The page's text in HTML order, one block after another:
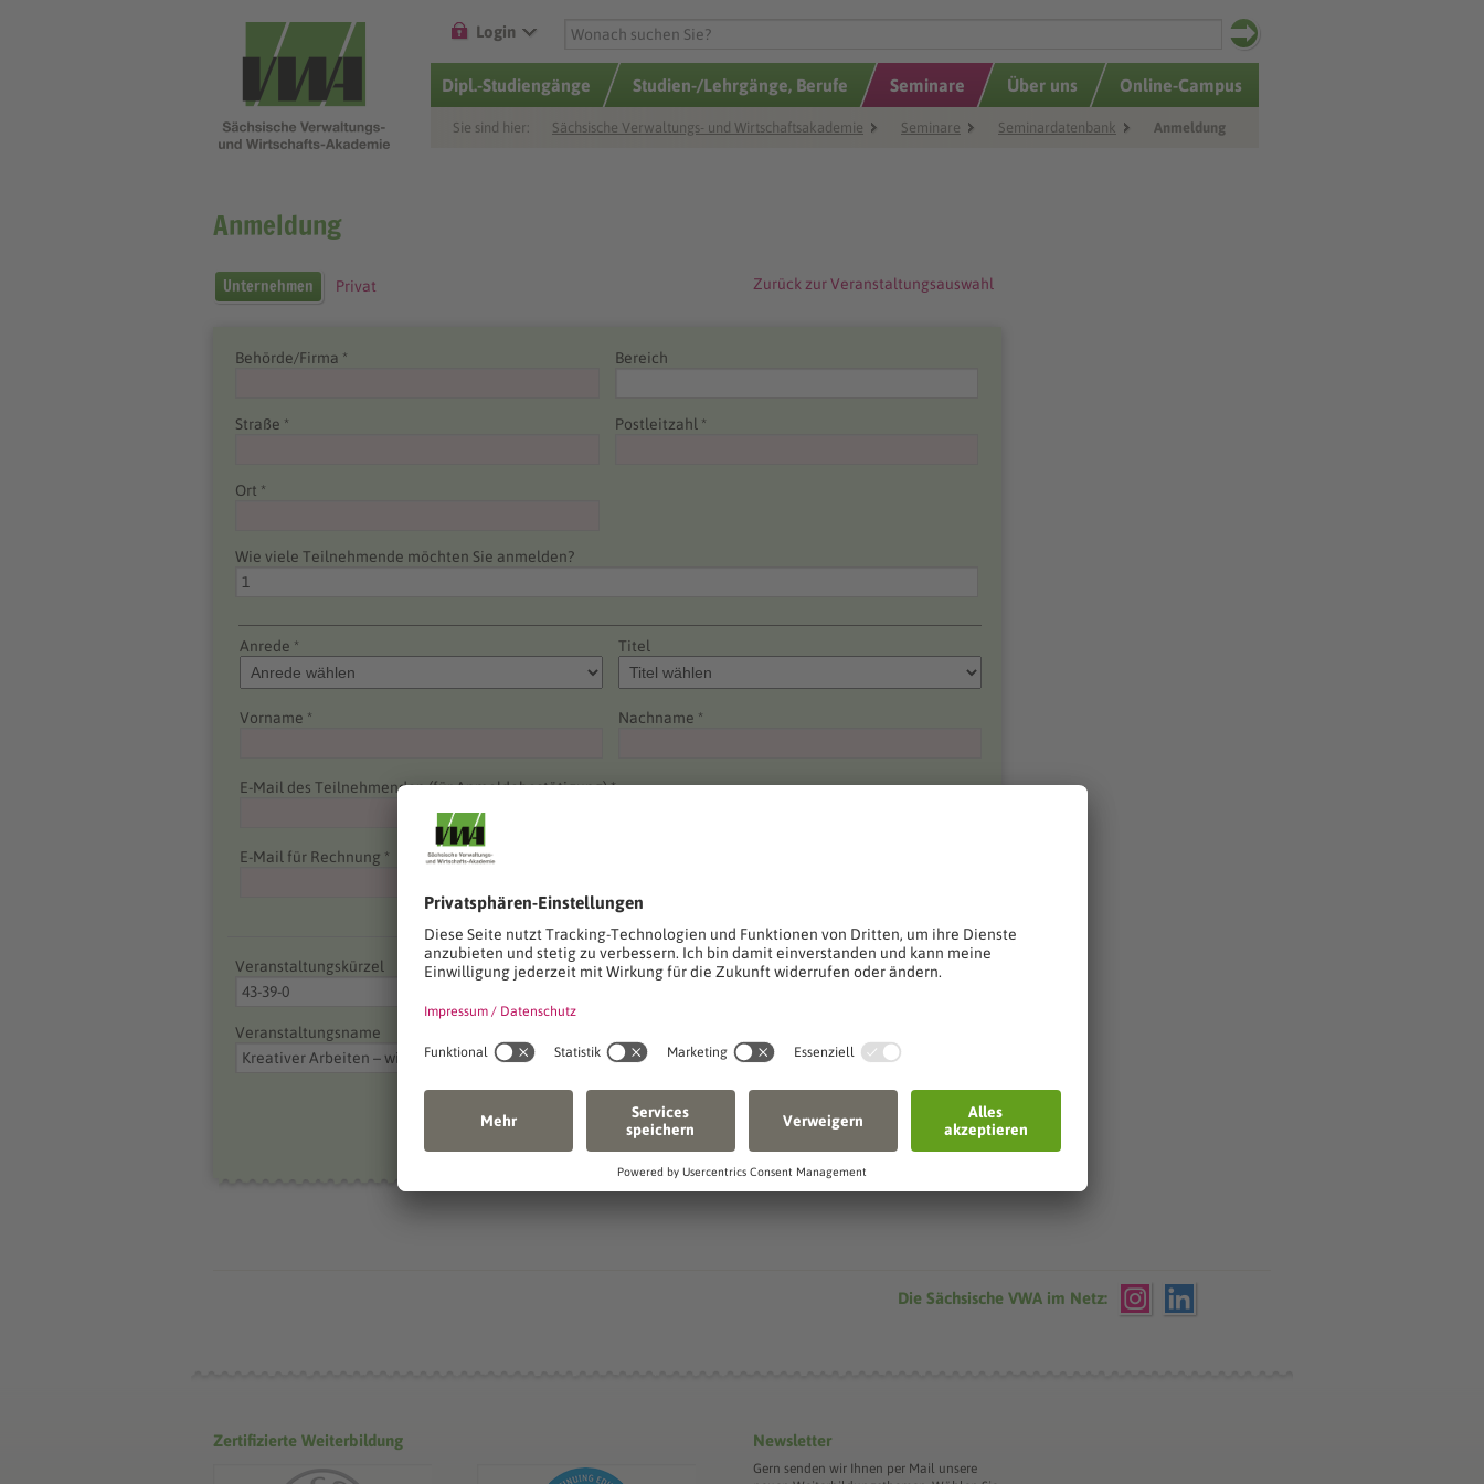
Login
Dipl.-Studiengänge Studien-/Lehrgänge, Berufe Seminare Über uns Online-Campus
Sie sind hier: Sächsische Verwaltungs- und Wirtschaftsakademie Seminare Seminardatenbank Anmeldung
Anmeldung
Unternehmen Privat Zurück zur Veranstaltungsauswahl
Behörde/Firma * Bereich
Straße * Postleitzahl *
Ort *
Wie viele Teilnehmende möchten Sie anmelden?
Anrede * Titel
Vorname * Nachname *
E-Mail des Teilnehmenden (für Anmeldebestätigung) *
E-Mail für Rechnung *
Veranstaltungskürzel
Veranstaltungsname
Senden
Die Sächsische VWA im Netz:
Zertifizierte Weiterbildung Newsletter
Gern senden wir Ihnen per Mail unsere